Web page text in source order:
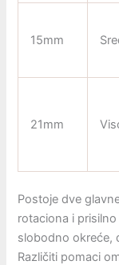
15mm
21mm
Postoje dve
rotaciona i
slobodno okreće,
Različiti pomaci